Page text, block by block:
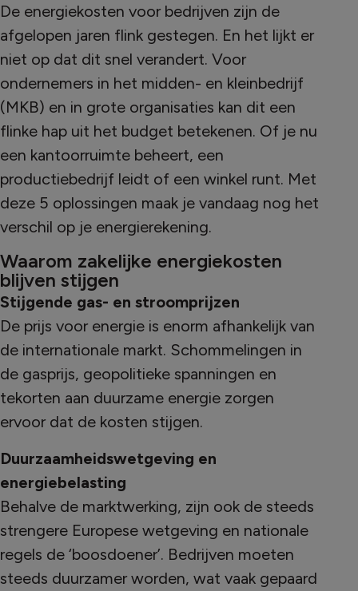
De energiekosten voor bedrijven zijn de
afgelopen jaren flink gestegen. En het lijkt er
niet op dat dit snel verandert. Voor
ondernemers in het midden- en kleinbedrijf
(MKB) en in grote organisaties kan dit een
flinke hap uit het budget betekenen. Of je nu
een kantoorruimte beheert, een
productiebedrijf leidt of een winkel runt. Met
deze 5 oplossingen maak je vandaag nog het
verschil op je energierekening.
Waarom zakelijke energiekosten
blijven stijgen
Stijgende gas- en stroomprijzen
De prijs voor energie is enorm afhankelijk van
de internationale markt. Schommelingen in
de gasprijs, geopolitieke spanningen en
tekorten aan duurzame energie zorgen
ervoor dat de kosten stijgen.
Duurzaamheidswetgeving en
energiebelasting
Behalve de marktwerking, zijn ook de steeds
strengere Europese wetgeving en nationale
regels de ‘boosdoener’. Bedrijven moeten
steeds duurzamer worden, wat vaak gepaard